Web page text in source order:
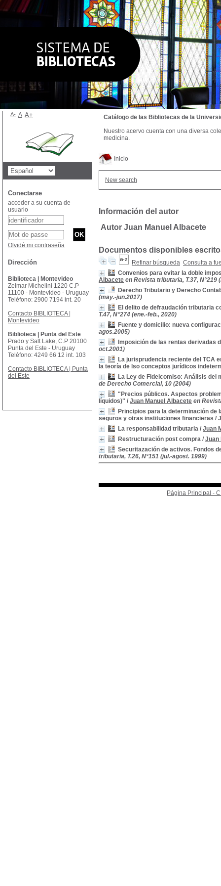
Inicio
New search
Información del autor
Autor Juan Manuel Albacete
Documentos disponibles
Refinar búsqueda Consulta a
Convenios para evitar la doble
Albacete en Revista tributaria, T.37, N°219
Derecho Tributario y Derecho
(may.-jun.2017)
El delito de defraudación tributaria
T.47, N°274 (ene.-feb., 2020)
Fuente y domicilio: nueva
agos.2005)
Imposición de las rentas derivadas
oct.2001)
La jurisprudencia reciente del TCA
la teoría de lso conceptos jurídicos
La Ley de Fideicomiso: Análisis del
de Derecho Comercial, 10 (2004)
"Precios públicos. Aspectos
líquidos)" / Juan Manuel Albacete en
Principios para la determinación
seguros y otras instituciones financieras /
La responsabilidad tributaria / Juan
Restructuración post compra / Juan
Securitazación de activos. Fondos
tributaria, T.26, N°151 (jul.-agost. 1999)
Página Principal -
Catálogo de las Bibliotecas de la
Nuestro acervo cuenta con una diversa
medicina.
A- A A+
Conectarse
acceder a su cuenta de
usuario
Olvidé mi contraseña
Dirección
Biblioteca | Montevideo
Zelmar Michelini 1220 C.P
11100 - Montevideo - Uruguay
Teléfono: 2900 7194 int. 20
Contacto BIBLIOTECA |
Montevideo
Biblioteca | Punta del Este
Prado y Salt Lake, C.P 20100
Punta del Este - Uruguay
Teléfono: 4249 66 12 int. 103
Contacto BIBLIOTECA | Punta
del Este